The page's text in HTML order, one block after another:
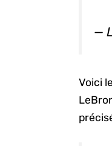
—
Voici